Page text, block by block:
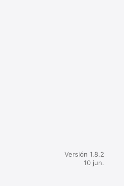
Versión 1.8.2
10 jun.